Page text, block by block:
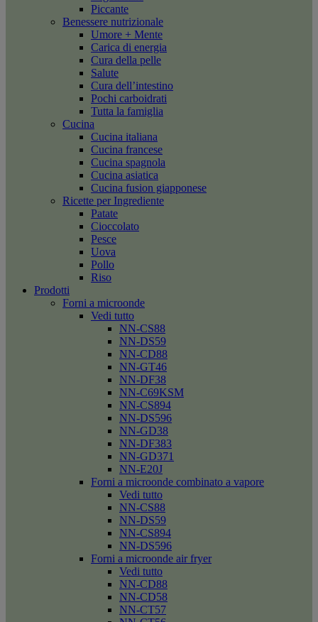
Piccante
Benessere nutrizionale
Umore + Mente
Carica di energia
Cura della pelle
Salute
Cura dell’intestino
Pochi carboidrati
Tutta la famiglia
Cucina
Cucina italiana
Cucina francese
Cucina spagnola
Cucina asiatica
Cucina fusion giapponese
Ricette per Ingrediente
Patate
Cioccolato
Pesce
Uova
Pollo
Riso
Prodotti
Forni a microonde
Vedi tutto
NN-CS88
NN-DS59
NN-CD88
NN-GT46
NN-DF38
NN-C69KSM
NN-CS894
NN-DS596
NN-GD38
NN-DF383
NN-GD371
NN-E20J
Forni a microonde combinato a vapore
Vedi tutto
NN-CS88
NN-DS59
NN-CS894
NN-DS596
Forni a microonde air fryer
Vedi tutto
NN-CD88
NN-CD58
NN-CT57